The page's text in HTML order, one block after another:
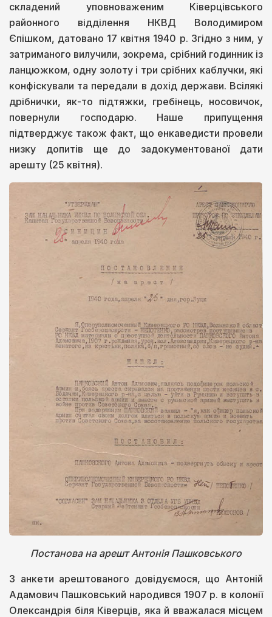
складений уповноваженим Ківерцівського
районного відділення НКВД Володимиром
Єпішком, датовано 17 квітня 1940 р. Згідно з ним, у
затриманого вилучили, зокрема, срібний годинник із
ланцюжком, одну золоту і три срібних каблучки, які
конфіскували та передали в дохід держави. Всілякі
дрібнички, як-то підтяжки, гребінець, носовичок,
повернули господарю. Наше припущення
підтверджує також факт, що енкаведисти провели
низку допитів ще до задокументованої дати
арешту (25 квітня).
Постанова на арешт Антонія Пашковського
З анкети арештованого довідуємося, що Антоній
Адамович Пашковський народився 1907 р. в колонії
Олександрія біля Ківерців, яка й вважалася місцем